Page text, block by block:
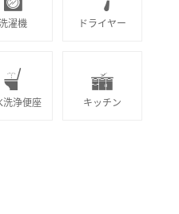
濯機 ドライヤー
洗浄便座 キッチン